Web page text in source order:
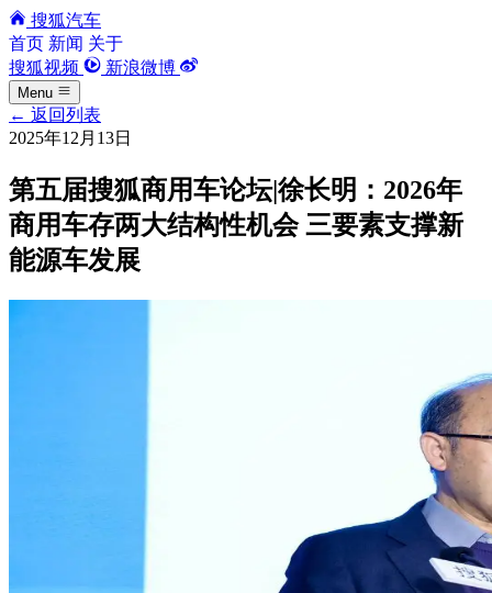
搜狐汽车
首页 新闻 关于
搜狐视频
新浪微博
Menu
← 返回列表
2025年12月13日
第五届搜狐商用车论坛|徐长明：2026年
商用车存两大结构性机会 三要素支撑新
能源车发展